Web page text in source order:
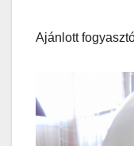
Ajánlott